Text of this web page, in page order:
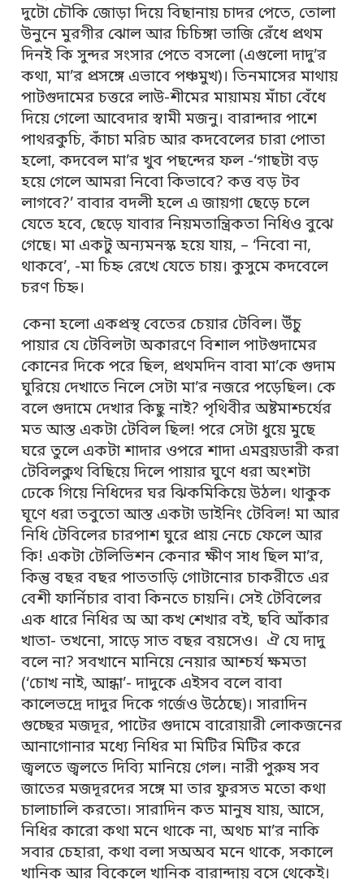
দুটো চৌকি জোড়া দিয়ে বিছানায় চাদর পেতে, তোলা
উনুনে মুরগীর ঝোল আর চিচিঙ্গা ভাজি রেঁধে প্রথম
দিনই কি সুন্দর সংসার পেতে বসলো (এগুলো দাদু’র
কথা, মা’র প্রসঙ্গে এভাবে পঞ্চমুখ)। তিনমাসের মাথায়
পাটগুদামের চত্তরে লাউ-শীমের মায়াময় মাঁচা বেঁধে
দিয়ে গেলো আবেদার স্বামী মজনু। বারান্দার পাশে
পাথরকুচি, কাঁচা মরিচ আর কদবেলের চারা পোতা
হলো, কদবেল মা’র খুব পছন্দের ফল -‘গাছটা বড়
হয়ে গেলে আমরা নিবো কিভাবে? কত্ত বড় টব
লাগবে?’ বাবার বদলী হলে এ জায়গা ছেড়ে চলে
যেতে হবে, ছেড়ে যাবার নিয়মতান্ত্রিকতা নিধিও বুঝে
গেছে। মা একটু অন্যমনস্ক হয়ে যায়, – ‘নিবো না,
থাকবে’, -মা চিহ্ন রেখে যেতে চায়। কুসুমে কদবেলে
চরণ চিহ্ন।
কেনা হলো একপ্রস্থ বেতের চেয়ার টেবিল। উঁচু
পায়ার যে টেবিলটা অকারণে বিশাল পাটগুদামের
কোনের দিকে পরে ছিল, প্রথমদিন বাবা মা’কে গুদাম
ঘুরিয়ে দেখাতে নিলে সেটা মা’র নজরে পড়েছিল। কে
বলে গুদামে দেখার কিছু নাই? পৃথিবীর অষ্টমাশ্চর্যের
মত আস্ত একটা টেবিল ছিল! পরে সেটা ধুয়ে মুছে
ঘরে তুলে একটা শাদার ওপরে শাদা এমব্রয়ডারী করা
টেবিলক্লথ বিছিয়ে দিলে পায়ার ঘুণে ধরা অংশটা
ঢেকে গিয়ে নিধিদের ঘর ঝিকমিকিয়ে উঠল। থাকুক
ঘূণে ধরা তবুতো আস্ত একটা ডাইনিং টেবিল! মা আর
নিধি টেবিলের চারপাশ ঘুরে প্রায় নেচে ফেলে আর
কি! একটা টেলিভিশন কেনার ক্ষীণ সাধ ছিল মা’র,
কিন্তু বছর বছর পাততাড়ি গোটানোর চাকরীতে এর
বেশী ফার্নিচার বাবা কিনতে চায়নি। সেই টেবিলের
এক ধারে নিধির অ আ কখ শেখার বই, ছবি আঁকার
খাতা- তখনো, সাড়ে সাত বছর বয়সেও। ঐ যে দাদু
বলে না? সবখানে মানিয়ে নেয়ার আশ্চর্য ক্ষমতা
(‘চোখ নাই, আন্ধা’- দাদুকে এইসব বলে বাবা
কালেভদ্রে দাদুর দিকে গর্জেও উঠেছে)। সারাদিন
গুচ্ছের মজদূর, পাটের গুদামে বারোয়ারী লোকজনের
আনাগোনার মধ্যে নিধির মা মিটির মিটির করে
জ্বলতে জ্বলতে দিব্যি মানিয়ে গেল। নারী পুরুষ সব
জাতের মজদূরদের সঙ্গে মা তার ফুরসত মতো কথা
চালাচালি করতো। সারাদিন কত মানুষ যায়, আসে,
নিধির কারো কথা মনে থাকে না, অথচ মা’র নাকি
সবার চেহারা, কথা বলা সঅঅব মনে থাকে, সকালে
খানিক আর বিকেলে খানিক বারান্দায় বসে থেকেই।